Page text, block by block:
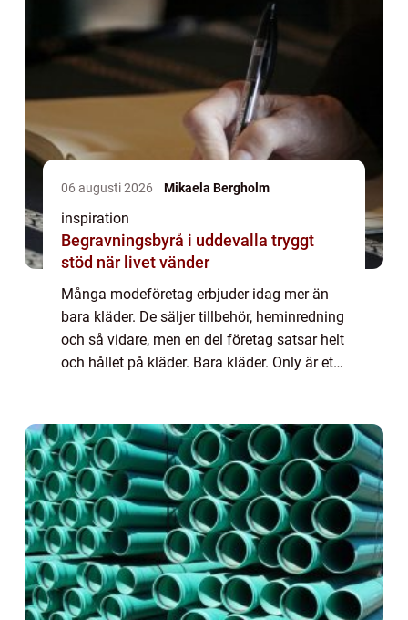
06 augusti 2026 Mikaela Bergholm
inspiration
Begravningsbyrå i uddevalla tryggt
stöd när livet vänder
Många modeföretag erbjuder idag mer än
bara kläder. De säljer tillbehör, heminredning
och så vidare, men en del företag satsar helt
och hållet på kläder. Bara kläder. Only är ett
..